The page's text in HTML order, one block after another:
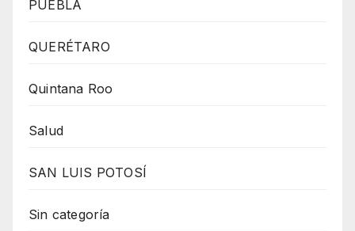
PUEBLA
QUERÉTARO
Quintana Roo
Salud
SAN LUIS POTOSÍ
Sin categoría